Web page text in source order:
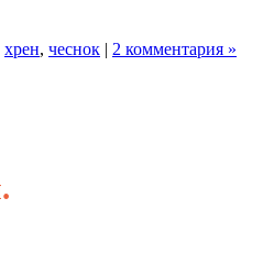
хрен, чеснок | 2 комментария »